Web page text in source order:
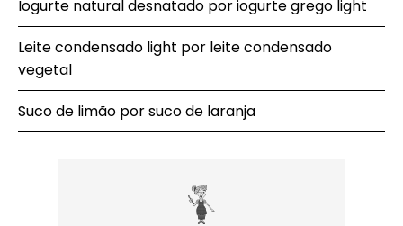
Iogurte natural desnatado por iogurte grego light
Leite condensado light por leite condensado
vegetal
Suco de limão por suco de laranja